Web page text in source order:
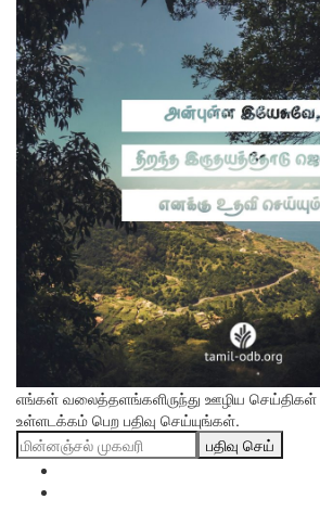
எங்கள் வலைத்தளங்களிருந்து ஊழிய செய்திகள்
உள்ளடக்கம் பெற பதிவு செய்யுங்கள்.
பதிவு செய்